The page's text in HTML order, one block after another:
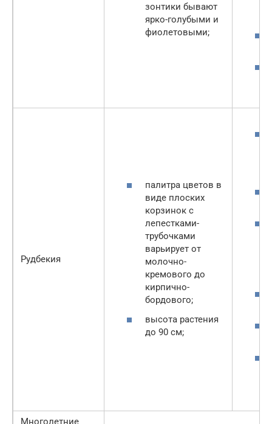
зонтики бывают
ярко-голубыми и
фиолетовыми;
Рудбекия
палитра цветов в
виде плоских
корзинок с
лепестками-
трубочками
варьирует от
молочно-
кремового до
кирпично-
бордового;
высота растения
до 90 см;
Многолетние